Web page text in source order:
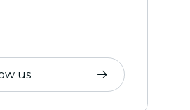
us